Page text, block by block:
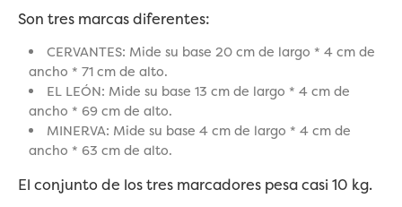
Son tres marcas diferentes:
CERVANTES: Mide su base 20 cm de largo * 4 cm de
ancho * 71 cm de alto.
EL LEÓN: Mide su base 13 cm de largo * 4 cm de
ancho * 69 cm de alto.
MINERVA: Mide su base 4 cm de largo * 4 cm de
ancho * 63 cm de alto.
El conjunto de los tres marcadores pesa casi 10 kg.